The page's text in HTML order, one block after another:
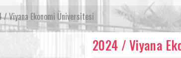
Viyana Ekonomi Üniversitesi
2024 / Viyana